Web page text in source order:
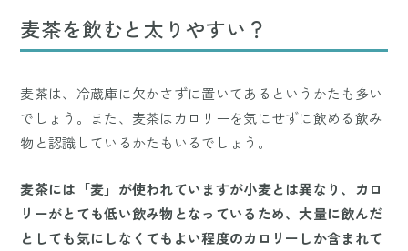
麦茶を飲むと太りやすい？
麦茶は、冷蔵庫に欠かさずに置いてあるというかたも多い
でしょう。また、麦茶はカロリーを気にせずに飲める飲み
物と認識しているかたもいるでしょう。
麦茶には「麦」が使われていますが小麦とは異なり、カロ
リーがとても低い飲み物となっているため、大量に飲んだ
としても気にしなくてもよい程度のカロリーしか含まれて